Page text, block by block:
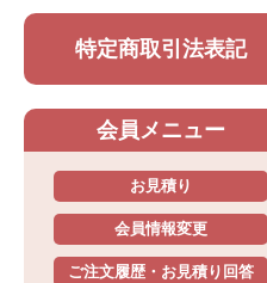
特定商取引法表記
会員メニュー
お見積り
会員情報変更
ご注文履歴・お見積り回答